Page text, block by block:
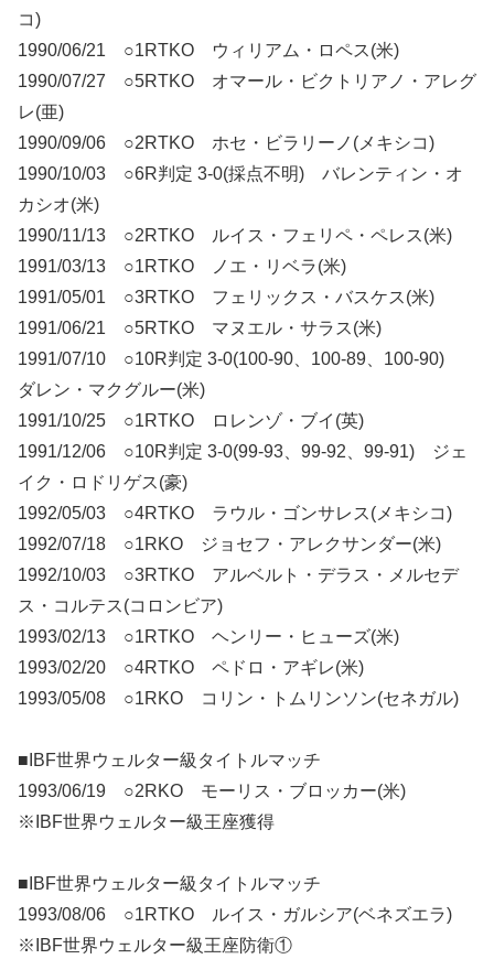
コ)
1990/06/21 ○1RTKO ウィリアム・ロペス(米)
1990/07/27 ○5RTKO オマール・ビクトリアノ・アレグ
レ(亜)
1990/09/06 ○2RTKO ホセ・ビラリーノ(メキシコ)
1990/10/03 ○6R判定 3-0(採点不明) バレンティン・オ
カシオ(米)
1990/11/13 ○2RTKO ルイス・フェリペ・ペレス(米)
1991/03/13 ○1RTKO ノエ・リベラ(米)
1991/05/01 ○3RTKO フェリックス・バスケス(米)
1991/06/21 ○5RTKO マヌエル・サラス(米)
1991/07/10 ○10R判定 3-0(100-90、100-89、100-90)
ダレン・マクグルー(米)
1991/10/25 ○1RTKO ロレンゾ・ブイ(英)
1991/12/06 ○10R判定 3-0(99-93、99-92、99-91) ジェ
イク・ロドリゲス(豪)
1992/05/03 ○4RTKO ラウル・ゴンサレス(メキシコ)
1992/07/18 ○1RKO ジョセフ・アレクサンダー(米)
1992/10/03 ○3RTKO アルベルト・デラス・メルセデ
ス・コルテス(コロンビア)
1993/02/13 ○1RTKO ヘンリー・ヒューズ(米)
1993/02/20 ○4RTKO ペドロ・アギレ(米)
1993/05/08 ○1RKO コリン・トムリンソン(セネガル)
■IBF世界ウェルター級タイトルマッチ
1993/06/19 ○2RKO モーリス・ブロッカー(米)
※IBF世界ウェルター級王座獲得
■IBF世界ウェルター級タイトルマッチ
1993/08/06 ○1RTKO ルイス・ガルシア(ベネズエラ)
※IBF世界ウェルター級王座防衛①